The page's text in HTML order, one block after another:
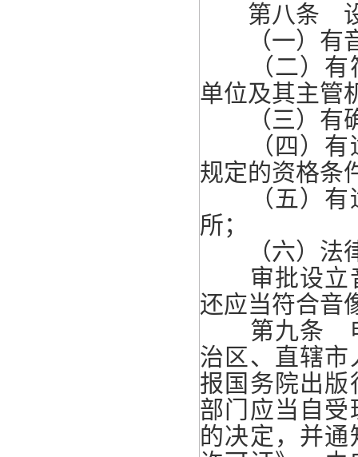
第八条 设
（一）有音
（二）有符
单位及其主管
（三）有确
（四）有适
规定的资格条
（五）有适
所；
（六）法律
审批设立音
还应当符合音
第九条 申
治区、直辖
报国务院出
部门应当自受
的决定，并